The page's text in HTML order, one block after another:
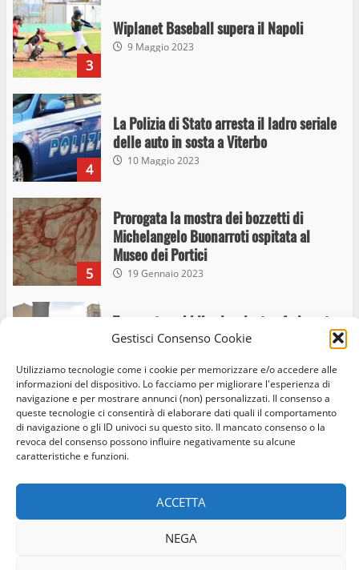
Gestisci Consenso Cookie
Utilizziamo tecnologie come i cookie per memorizzare e/o accedere alle
informazioni del dispositivo. Lo facciamo per migliorare l'esperienza di
navigazione e per mostrare annunci (non) personalizzati. Il consenso a
queste tecnologie ci consentirà di elaborare dati quali il comportamento
di navigazione o gli ID univoci su questo sito. Il mancato consenso o la
revoca del consenso possono influire negativamente su alcune
caratteristiche e funzioni.
ACCETTA
NEGA
3
Wiplanet Baseball supera il Napoli
9 Maggio 2023
4
La Polizia di Stato arresta il ladro seriale
delle auto in sosta a Viterbo
10 Maggio 2023
5
Prorogata la mostra dei bozzetti di
Michelangelo Buonarroti ospitata al
Museo dei Portici
19 Gennaio 2023
6
Trasporto pubblico locale, trasferimento
capolinea al terminal Riello dal 15 al 17
15 Giugno 2023
7
Giochi Sportivi Studenteschi di Atletica a
Viterbo
I Carabinieri arrestano due giovani per
detenzione ai fini di spaccio di sostanze
Home Privacy Policy Cookie Policy Contatti
© Occhio Viterbese - Codice 90148040562 - N° iscrizione
ROC:39156 - Tutti i diritti riservati